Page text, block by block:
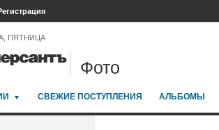
ПЯТНИЦА
Фото
СВЕЖИЕ ПОСТУПЛЕНИЯ АЛЬБОМЫ